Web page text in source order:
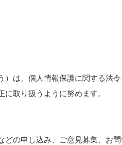
は、個人情報保護に関する法
取り扱うように努めます。
の申し込み、ご意見募集、お問